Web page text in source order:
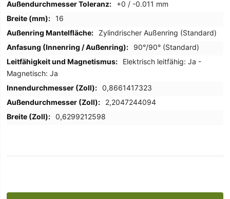
+0 / -0.011 mm
16
Zylindrischer Außenring (Standard)
90°/90° (Standard)
Elektrisch leitfähig: Ja -
Magnetisch: Ja
0,8661417323
2,2047244094
0,6299212598